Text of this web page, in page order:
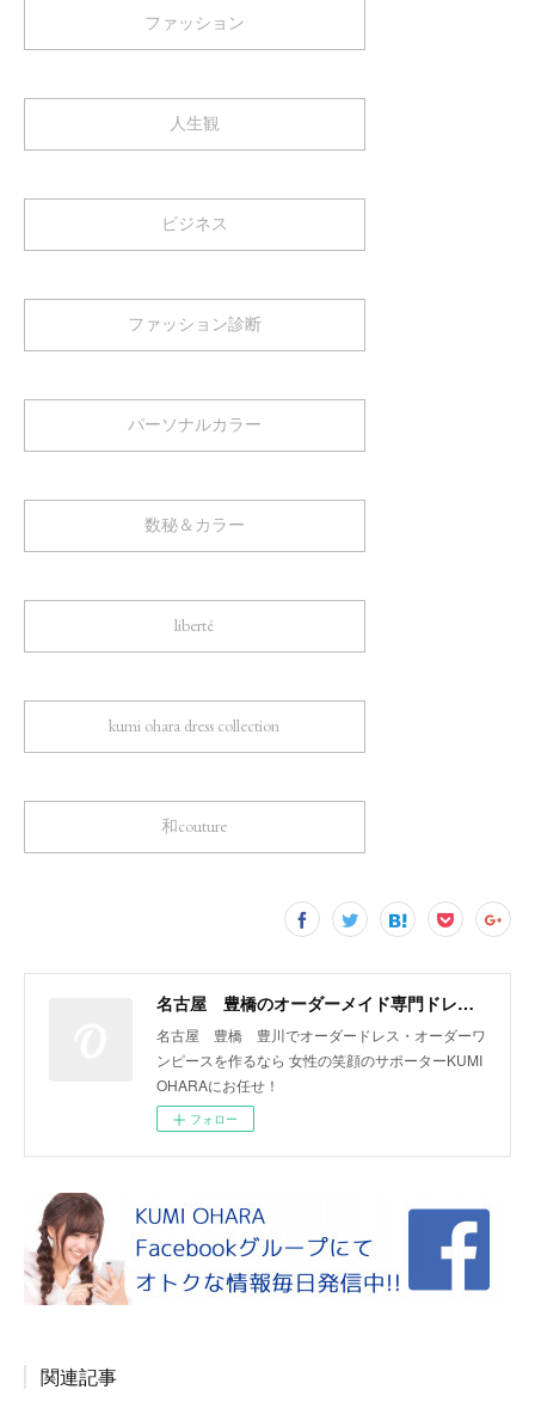
ファッション
人生観
ビジネス
ファッション診断
パーソナルカラー
数秘＆カラー
liberté
kumi ohara dress collection
和couture
名古屋 豊橋のオーダーメイド専門ドレスデザイナー KUMI OHARA
名古屋 豊橋 豊川でオーダードレス・オーダーワ
ンピースを作るなら 女性の笑顔のサポーターKUMI
OHARAにお任せ！
フォロー
関連記事